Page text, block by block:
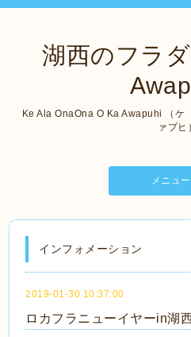
湖西のフラ
Ke Ala OnaOna O Ka Awapuhi
ァプヒ）
メニュー
インフォメーション
2019-01-30 10:37:00
ロカフラニューイヤーin湖